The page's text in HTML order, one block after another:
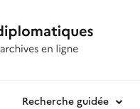
Recherche guidée